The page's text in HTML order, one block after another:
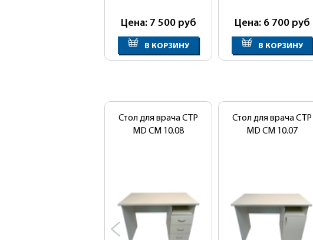
Цена: 7 500 руб
В КОРЗИНУ
Цена: 6 700 руб
В КОРЗИНУ
Стол для врача СТР
MD CM 10.08
Стол для врача СТР
MD CM 10.07